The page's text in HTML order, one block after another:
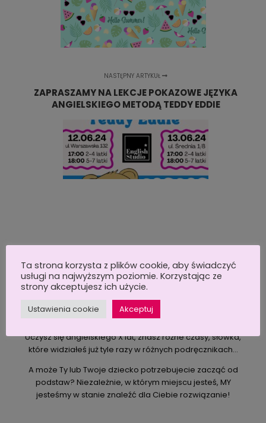
NASTĘPNY ARTYKUŁ
ZAPRASZAMY NA LEKCJE POKAZOWE JĘZYKA
ANGIELSKIEGO METODĄ TEDDY EDDIE
ABOUT THE BLOG
Uczysz się angielskiego X lat, znasz różne czasy, słówka,
które widziałeś już tyle razy w różnych podręcznikach…
A może Ty lub Twoje dziecko potrzebujecie zacząć od
podstaw? Niezależnie, w którym miejscu jesteś, MY
jesteśmy w stanie znaleźć dla Ciebie rozwiązanie!
Ta strona korzysta z plików cookie, aby świadczyć
usługi na najwyższym poziomie. Korzystając ze
strony akceptujesz ich użycie.
Ustawienia cookie Akceptuj